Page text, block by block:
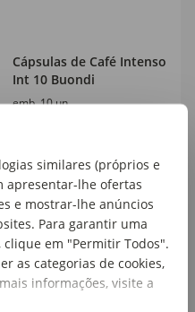
similares (próprios e
apresentar-lhe ofertas
e mostrar-lhe anúncios
Para garantir uma
em "Permitir Todos".
as categorias de cookies,
informações, visite a
Cápsulas de Café Intenso
Int 10 Buondi
emb. 10 un
PVPR4,69€
3
0,32€/un